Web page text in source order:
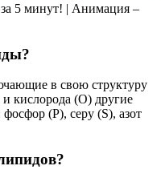
минут! | Анимация –
в свою структуру
кислорода (О) другие
(Р), серу (S), азот